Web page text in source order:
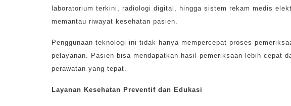
laboratorium terkini, radiologi digital, hingga sistem rekam medis
memantau riwayat kesehatan pasien.
Penggunaan teknologi ini tidak hanya mempercepat proses
pelayanan. Pasien bisa mendapatkan hasil pemeriksaan lebih cepat
perawatan yang tepat.
Layanan Kesehatan Preventif dan Edukasi